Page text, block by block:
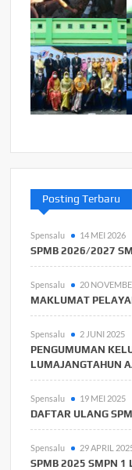
Posting Terbaru
Spensalu 14 MEI 2026
SPMB 2026/2027
Spensalu 20
MAKLUMAT
Spensalu 2 JUNI 2025
PENGUMUMAN
LUMAJANGTAHUN
Spensalu 19 MEI 2025
DAFTAR ULANG
Spensalu 29 APRIL
SPMB 2025 SMPN 1